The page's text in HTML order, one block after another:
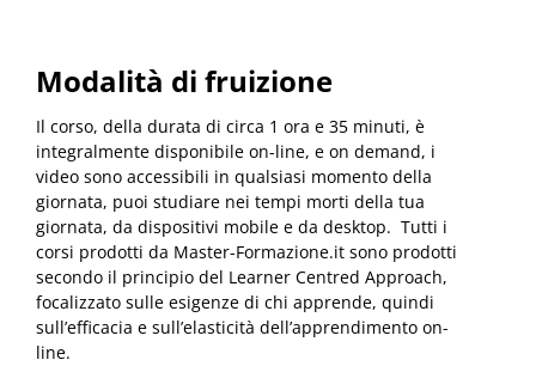
Modalità di fruizione
Il corso, della durata di circa 1 ora e 35 minuti, è
integralmente disponibile on-line, e on demand, i
video sono accessibili in qualsiasi momento della
giornata, puoi studiare nei tempi morti della tua
giornata, da dispositivi mobile e da desktop. Tutti i
corsi prodotti da Master-Formazione.it sono prodotti
secondo il principio del Learner Centred Approach,
focalizzato sulle esigenze di chi apprende, quindi
sull’efficacia e sull’elasticità dell’apprendimento on-
line.